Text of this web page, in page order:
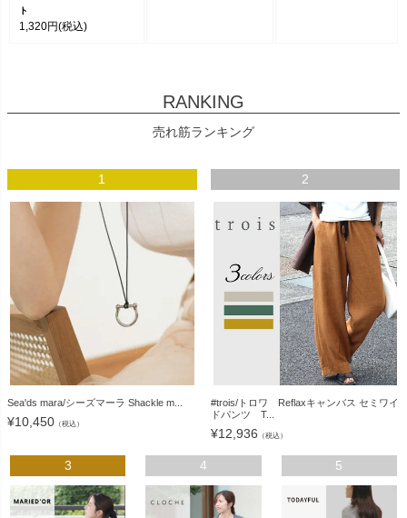
ト
1,320円(税込)
RANKING
売れ筋ランキング
1
Sea'ds mara/シーズマーラ Shackle m...
¥10,450 （税込）
2
#trois/トロワ Reflaxキャンバス セミワイ
ドパンツ T...
¥12,936 （税込）
3 4 5